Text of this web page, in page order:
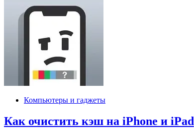
Компьютеры и гаджеты
Как очистить кэш на iPhone и iPad